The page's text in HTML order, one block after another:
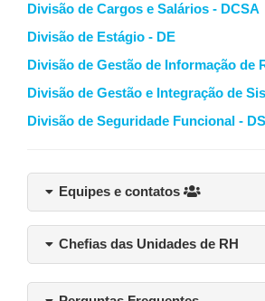
Divisão de Cargos e Salários - DCSA
Divisão de Estágio - DE
Divisão de Gestão de Informação de
Divisão de Gestão e Integração de
Divisão de Seguridade Funcional -
Equipes e contatos
Chefias das Unidades de RH